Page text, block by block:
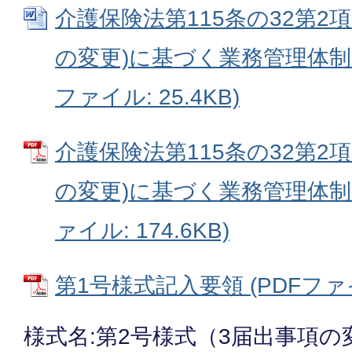
介護保険法第115条の32第2
の変更)に基づく業務管理体
ファイル: 25.4KB)
介護保険法第115条の32第2
の変更)に基づく業務管理体
ァイル: 174.6KB)
第1号様式記入要領 (PDFフ
様式名:第2号様式（3届出事項の